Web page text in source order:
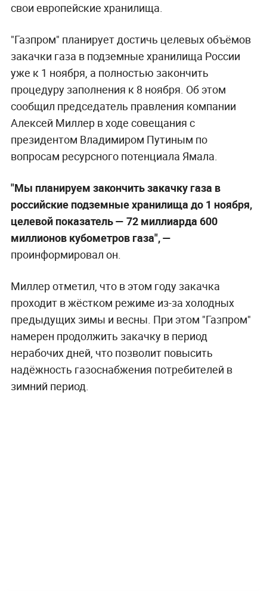
свои европейские хранилища.
"Газпром" планирует достичь целевых объёмов
закачки газа в подземные хранилища России
уже к 1 ноября, а полностью закончить
процедуру заполнения к 8 ноября. Об этом
сообщил председатель правления компании
Алексей Миллер в ходе совещания с
президентом Владимиром Путиным по
вопросам ресурсного потенциала Ямала.
"Мы планируем закончить закачку газа в
российские подземные хранилища до 1 ноября,
целевой показатель — 72 миллиарда 600
миллионов кубометров газа",—
проинформировал он.
Миллер отметил, что в этом году закачка
проходит в жёстком режиме из-за холодных
предыдущих зимы и весны. При этом "Газпром"
намерен продолжить закачку в период
нерабочих дней, что позволит повысить
надёжность газоснабжения потребителей в
зимний период.